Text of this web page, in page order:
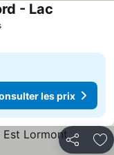
- Lac
les prix
Partager